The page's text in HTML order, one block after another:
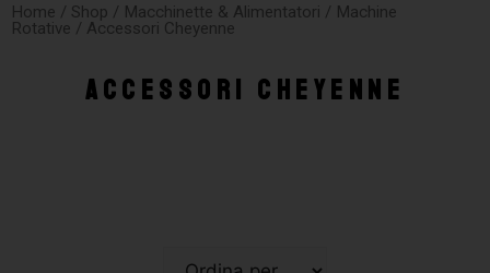
Home / Shop / Macchinette & Alimentatori / Machine
Rotative / Accessori Cheyenne
Accessori Cheyenne